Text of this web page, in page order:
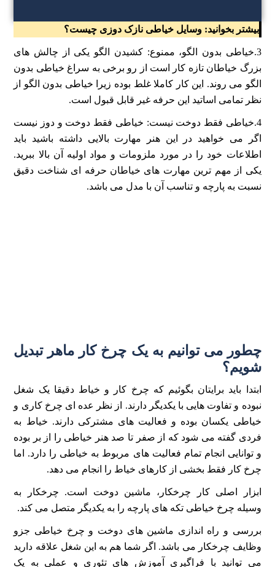
بیشتر بخوانید:وسایل خیاطی نازک دوزی چیست؟
3.خیاطی بدون الگو، ممنوع: کشیدن الگو یکی از چالش های
بزرگ خیاطان تازه کار است از رو برخی به سراغ خیاطی بدون
الگو می روند. این کار کاملا غلط بوده زیرا خیاطی بدون الگو از
نظر تمامی اساتید این حرفه غیر قابل قبول است.
4.خیاطی فقط دوخت نیست: خیاطی فقط دوخت و دوز نیست
اگر می خواهید در این هنر مهارت بالایی داشته باشید باید
اطلاعات خود را در مورد ملزومات و مواد اولیه آن بالا ببرید.
یکی از مهم ترین مهارت های خیاطان حرفه ای شناخت دقیق
نسبت به پارچه و تناسب آن با مدل می باشد.
چطور می توانیم به یک چرخ کار ماهر تبدیل
شویم؟
ابتدا باید برایتان بگوئیم که چرخ کار و خیاط دقیقا یک شغل
نبوده و تفاوت هایی با یکدیگر دارند. از نظر عده ای چرخ کاری و
خیاطی یکسان بوده و فعالیت های مشترکی دارند. خیاط به
فردی گفته می شود که از صفر تا صد هنر خیاطی را از بر بوده
و توانایی انجام تمام فعالیت های مربوط به خیاطی را دارد. اما
چرخ کار فقط بخشی از کارهای خیاط را انجام می دهد.
ابزار اصلی کار چرخکار، ماشین دوخت است. چرخکار به
وسیله چرخ خیاطی تکه های پارچه را به یکدیگر متصل می کند.
بررسی و راه اندازی ماشین های دوخت و چرخ خیاطی جزو
وظایف چرخکار می باشد. اگر شما هم به این شغل علاقه دارید
می توانید با فراگیری آموزش های تئوری و عملی به یک